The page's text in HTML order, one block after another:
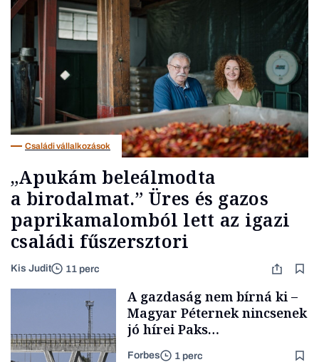
Családi vállalkozások
„Apukám beleálmodta
a birodalmat.” Üres és gazos
paprikamalomból lett az igazi
családi fűszersztori
Kis Judit 11 perc
A gazdaság nem bírná ki –
Magyar Péternek nincsenek
jó hírei Paks
újraindításáról
Forbes 1 perc